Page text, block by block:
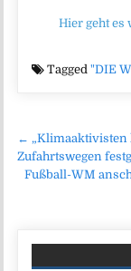
Hier geht es
Tagged"DIE
← „Klimaaktivisten
Zufahrtswegen
Fußball-WM